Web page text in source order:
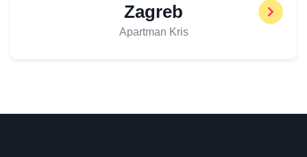
Zagreb
Apartman Kris